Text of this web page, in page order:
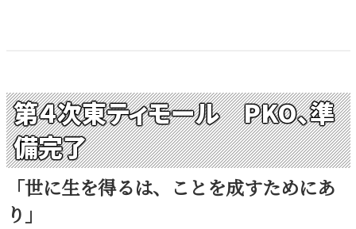
第４次東ティモール PKO、準
備完了
「世に生を得るは、ことを成すためにあ
り」